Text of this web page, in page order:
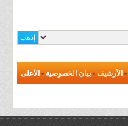
- الأرشيف - بيان الخصوصية - الأعلى